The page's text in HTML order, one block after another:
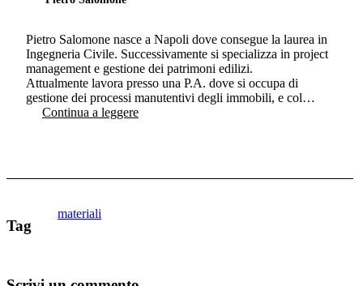
Pietro Salomone nasce a Napoli dove consegue la laurea in
Ingegneria Civile. Successivamente si specializza in project
management e gestione dei patrimoni edilizi.
Attualmente lavora presso una P.A. dove si occupa di
gestione dei processi manutentivi degli immobili, e col…
Continua a leggere
Tag
materiali